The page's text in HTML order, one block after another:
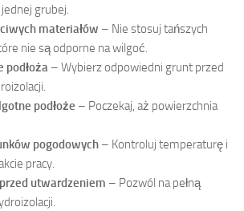
grubej.
materiałów – Nie stosuj tańszych
nie są odporne na wilgoć.
podłoża – Wybierz odpowiedni grunt przed
podłoże – Poczekaj, aż powierzchnia
pogodowych – Kontroluj temperaturę i
pracy.
utwardzeniem – Pozwól na pełną